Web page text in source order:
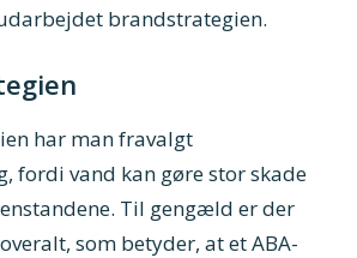
brandstrategien.
har man fravalgt
fordi vand kan gøre stor skade
Til gengæld er der
som betyder, at et ABA-